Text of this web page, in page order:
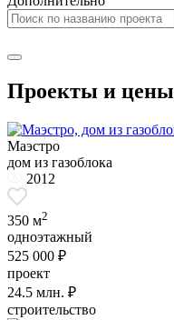
Проекты и цены
Маэстро
дом из газоблока
2012
350 м2
одноэтажный
525 000 ₽
проект
24.5 млн. ₽
строительство